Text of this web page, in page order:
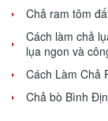
Chả ram tôm
Cách làm chả
lụa ngon và
Cách Làm Chả
Chả bò Bình